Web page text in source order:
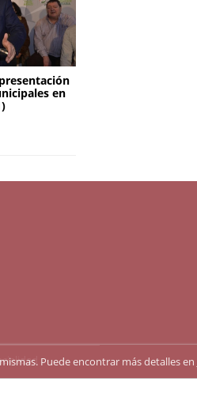
en
Puede encontrar más detalles en